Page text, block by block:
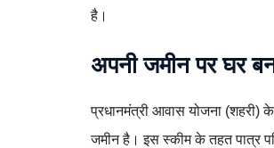
है।
अपनी जमीन पर घर
प्रधानमंत्री आवास योजना (शहरी)
जमीन है। इस स्कीम के तहत पात्र